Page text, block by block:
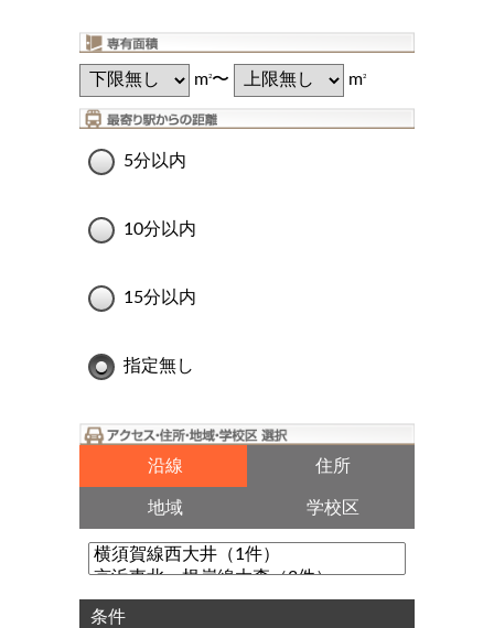
m2〜 m2
5分以内
10分以内
15分以内
指定無し
沿線 住所
地域 学校区
条件